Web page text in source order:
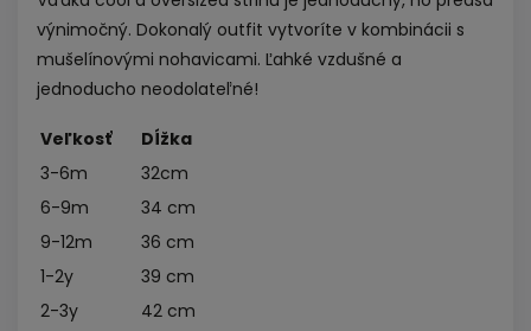
výnimočný. Dokonalý outfit vytvoríte v kombinácii s
mušelínovými nohavicami. Ľahké vzdušné a
jednoducho neodolateľné!
Veľkosť
Dĺžka
3-6m
32cm
6-9m
34 cm
9-12m
36 cm
1-2y
39 cm
2-3y
42 cm